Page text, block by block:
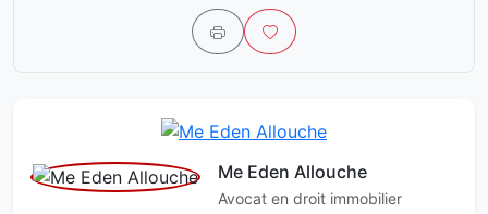
Me Eden Allouche
Avocat en droit immobilier